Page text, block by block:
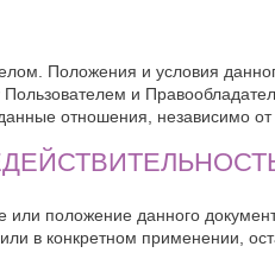
Положения и условия
и
отношения, независимо
или положение данного
в конкретном применении,